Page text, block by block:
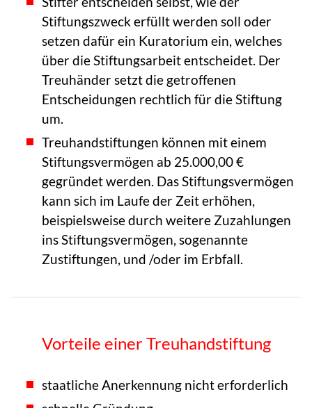
Stiftungszweck erfüllt werden soll oder
setzen dafür ein Kuratorium ein, welches
über die Stiftungsarbeit entscheidet. Der
Treuhänder setzt die getroffenen
Entscheidungen rechtlich für die Stiftung
um.
Treuhandstiftungen können mit einem
Stiftungsvermögen ab 25.000,00 €
gegründet werden. Das Stiftungsvermögen
kann sich im Laufe der Zeit erhöhen,
beispielsweise durch weitere Zuzahlungen
ins Stiftungsvermögen, sogenannte
Zustiftungen, und /oder im Erbfall.
Vorteile einer Treuhandstiftung
staatliche Anerkennung nicht erforderlich